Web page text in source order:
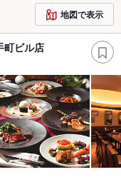
地図で表示
町ビル店